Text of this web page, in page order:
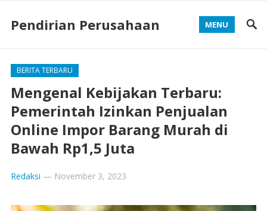
Pendirian Perusahaan MENU
BERITA TERBARU
Mengenal Kebijakan Terbaru:
Pemerintah Izinkan Penjualan
Online Impor Barang Murah di
Bawah Rp1,5 Juta
Redaksi — November 3, 2023